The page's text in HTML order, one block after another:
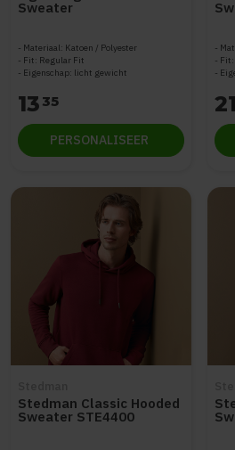
Sweater
Materiaal: Katoen / Polyester
Fit: Regular Fit
Eigenschap: licht gewicht
13 35
PERSONALISEER
21
Stedman Classic Hooded
Sweater STE4400